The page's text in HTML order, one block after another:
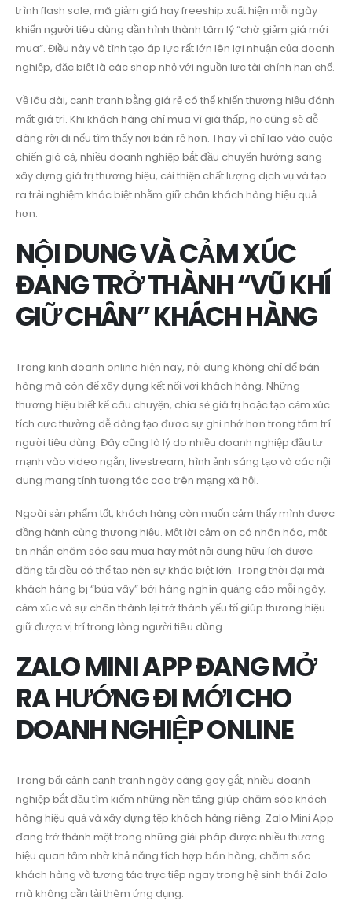
trình flash sale, mã giảm giá hay freeship xuất hiện mỗi ngày
khiến người tiêu dùng dần hình thành tâm lý “chờ giảm giá mới
mua”. Điều này vô tình tạo áp lực rất lớn lên lợi nhuận của doanh
nghiệp, đặc biệt là các shop nhỏ với nguồn lực tài chính hạn chế.
Về lâu dài, cạnh tranh bằng giá rẻ có thể khiến thương hiệu đánh
mất giá trị. Khi khách hàng chỉ mua vì giá thấp, họ cũng sẽ dễ
dàng rời đi nếu tìm thấy nơi bán rẻ hơn. Thay vì chỉ lao vào cuộc
chiến giá cả, nhiều doanh nghiệp bắt đầu chuyển hướng sang
xây dựng giá trị thương hiệu, cải thiện chất lượng dịch vụ và tạo
ra trải nghiệm khác biệt nhằm giữ chân khách hàng hiệu quả
hơn.
NỘI DUNG VÀ CẢM XÚC
ĐANG TRỞ THÀNH “VŨ KHÍ
GIỮ CHÂN” KHÁCH HÀNG
Trong kinh doanh online hiện nay, nội dung không chỉ để bán
hàng mà còn để xây dựng kết nối với khách hàng. Những
thương hiệu biết kể câu chuyện, chia sẻ giá trị hoặc tạo cảm xúc
tích cực thường dễ dàng tạo được sự ghi nhớ hơn trong tâm trí
người tiêu dùng. Đây cũng là lý do nhiều doanh nghiệp đầu tư
mạnh vào video ngắn, livestream, hình ảnh sáng tạo và các nội
dung mang tính tương tác cao trên mạng xã hội.
Ngoài sản phẩm tốt, khách hàng còn muốn cảm thấy mình được
đồng hành cùng thương hiệu. Một lời cảm ơn cá nhân hóa, một
tin nhắn chăm sóc sau mua hay một nội dung hữu ích được
đăng tải đều có thể tạo nên sự khác biệt lớn. Trong thời đại mà
khách hàng bị “bủa vây” bởi hàng nghìn quảng cáo mỗi ngày,
cảm xúc và sự chân thành lại trở thành yếu tố giúp thương hiệu
giữ được vị trí trong lòng người tiêu dùng.
ZALO MINI APP ĐANG MỞ
RA HƯỚNG ĐI MỚI CHO
DOANH NGHIỆP ONLINE
Trong bối cảnh cạnh tranh ngày càng gay gắt, nhiều doanh
nghiệp bắt đầu tìm kiếm những nền tảng giúp chăm sóc khách
hàng hiệu quả và xây dựng tệp khách hàng riêng. Zalo Mini App
đang trở thành một trong những giải pháp được nhiều thương
hiệu quan tâm nhờ khả năng tích hợp bán hàng, chăm sóc
khách hàng và tương tác trực tiếp ngay trong hệ sinh thái Zalo
mà không cần tải thêm ứng dụng.